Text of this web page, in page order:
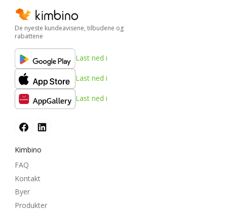
De nyeste kundeavisene, tilbudene og
rabattene
Last ned i
Last ned i
Last ned i
Kimbino
FAQ
Kontakt
Byer
Produkter